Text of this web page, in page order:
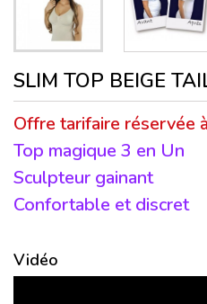
SLIM TOP BEIGE
Offre tarifaire réservée
Top magique 3 en Un
Sculpteur gainant
Confortable et discret
Vidéo